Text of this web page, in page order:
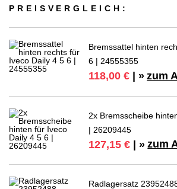
PREIS­VER­GLEICH:
Bremssattel hinten
6 | 24555355
118,00 € | » zum
2x Bremsscheibe
| 26209445
127,15 € | » zum
Radlagersatz